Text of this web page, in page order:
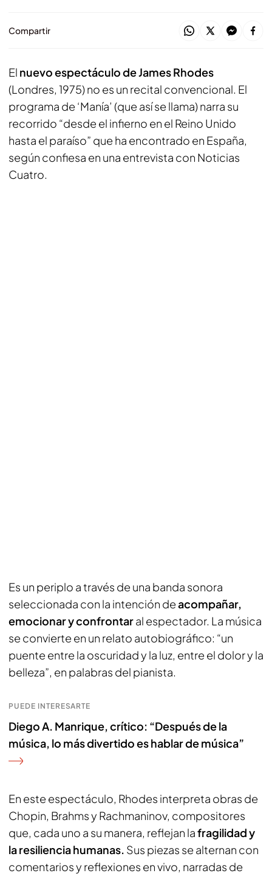
Compartir
El nuevo espectáculo de James Rhodes
(Londres, 1975) no es un recital convencional. El
programa de ‘Manía’ (que así se llama) narra su
recorrido “desde el infierno en el Reino Unido
hasta el paraíso” que ha encontrado en España,
según confiesa en una entrevista con Noticias
Cuatro.
Es un periplo a través de una banda sonora
seleccionada con la intención deacompañar,
emocionar y confrontaral espectador. La música
se convierte en un relato autobiográfico: “un
puente entre la oscuridad y la luz, entre el dolor y la
belleza”, en palabras del pianista.
PUEDE INTERESARTE
Diego A. Manrique, crítico: “Después de la
música, lo más divertido es hablar de música”
En este espectáculo, Rhodes interpreta obras de
Chopin, Brahms y Rachmaninov, compositores
que, cada uno a su manera, reflejan lafragilidad y
la resiliencia humanas. Sus piezas se alternan con
comentarios y reflexiones en vivo, narradas de